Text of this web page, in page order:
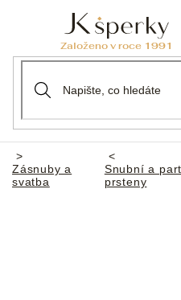
Domů
Zásnuby a
svatba
Snubní a
prsteny